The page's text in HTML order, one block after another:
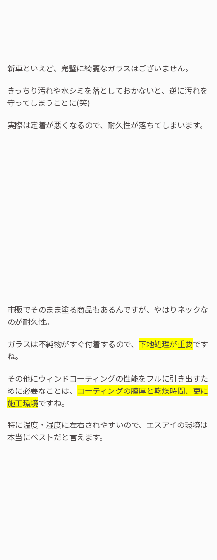
新車といえど、完璧に綺麗なガラスはございません。
きっちり汚れや水シミを落としておかないと、逆に汚れを
守ってしまうことに(笑)
実際は定着が悪くなるので、耐久性が落ちてしまいます。
市販でそのまま塗る商品もあるんですが、やはりネックな
のが耐久性。
ガラスは不純物がすぐ付着するので、 下地処理が重要です
ね。
その他にウィンドコーティングの性能をフルに引き出すた
めに必要なことは、 コーティングの膜厚と乾燥時間、更に
施工環境ですね。
特に温度・湿度に左右されやすいので、エスアイの環境は
本当にベストだと言えます。